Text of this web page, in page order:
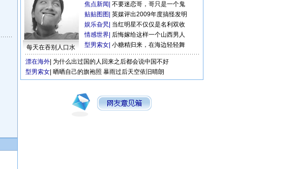
每天在吞别人口水
焦点新闻 不要迷恋哥，哥只是一个鬼
贴贴图图 英媒评出2009年度搞怪发明
娱乐旮旯 当红明星不仅仅是名利双收
情感世界 后悔嫁给这样一个山西男人
型男索女 小糖精归来，在海边轻轻舞
漂在海外 为什么出过国的人回来之后都会说中国不好
型男索女 晒晒自己的旗袍照 暴雨过后天空依旧晴朗